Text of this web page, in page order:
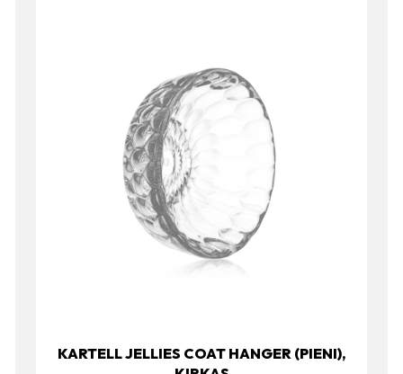
KARTELL JELLIES COAT HANGER (PIENI),